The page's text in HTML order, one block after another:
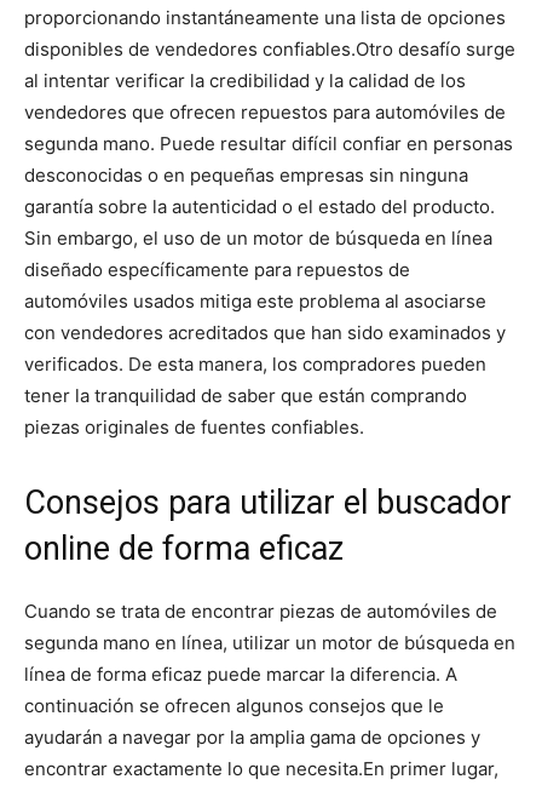
proporcionando instantáneamente una lista de opciones
disponibles de vendedores confiables.Otro desafío surge
al intentar verificar la credibilidad y la calidad de los
vendedores que ofrecen repuestos para automóviles de
segunda mano. Puede resultar difícil confiar en personas
desconocidas o en pequeñas empresas sin ninguna
garantía sobre la autenticidad o el estado del producto.
Sin embargo, el uso de un motor de búsqueda en línea
diseñado específicamente para repuestos de
automóviles usados mitiga este problema al asociarse
con vendedores acreditados que han sido examinados y
verificados. De esta manera, los compradores pueden
tener la tranquilidad de saber que están comprando
piezas originales de fuentes confiables.
Consejos para utilizar el buscador
online de forma eficaz
Cuando se trata de encontrar piezas de automóviles de
segunda mano en línea, utilizar un motor de búsqueda en
línea de forma eficaz puede marcar la diferencia. A
continuación se ofrecen algunos consejos que le
ayudarán a navegar por la amplia gama de opciones y
encontrar exactamente lo que necesita.En primer lugar,